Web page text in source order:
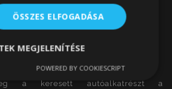
a keresett autóalkatrészt a
ÖSSZES ELFOGADÁSA
MEGJELENÍTÉSE
Teljesítmény
POWERED BY COOKIESCRIPT